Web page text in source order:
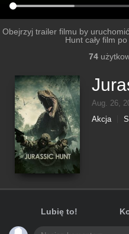
Obejrzyj trailer filmu by
Hunt cały film
74
Aug. 26,
Akcja
Lubię to!